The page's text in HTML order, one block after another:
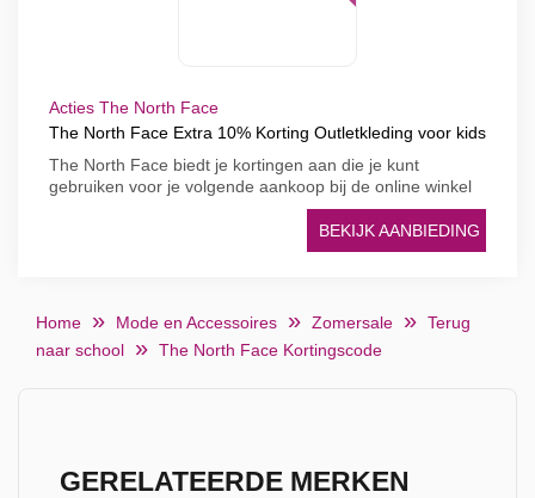
Acties The North Face
The North Face Extra 10% Korting Outletkleding voor kids
The North Face biedt je kortingen aan die je kunt
gebruiken voor je volgende aankoop bij de online winkel
BEKIJK AANBIEDING
Home Mode en Accessoires Zomersale
Terug
naar school
The North Face Kortingscode
GERELATEERDE MERKEN